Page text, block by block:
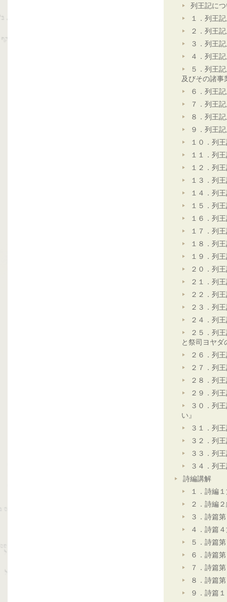
列王記に
１．列王
２．列王
３．列王
４．列王
５．列王
及びその諸事
６．列王
７．列王
８．列王
９．列王
１０．列
１１．列
１２．列
１３．列
１４．列
１５．列
１６．列
１７．列
１８．列
１９．列
２０．列
２１．列
２２．列
２３．列
２４．列
２５．列
と祭司ヨヤダ
２６．列
２７．列
２８．列
２９．列
３０．列
い』
３１．列
３２．列
３３．列
３４．列
詩編講解
１．詩編
２．詩編
３．詩篇
４．詩篇
５．詩篇
６．詩篇
７．詩篇
８．詩篇
９．詩篇